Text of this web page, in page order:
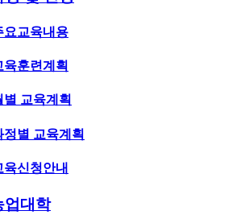
요교육내용
육훈련계획
별 교육계획
정별 교육계획
육신청안내
업대학